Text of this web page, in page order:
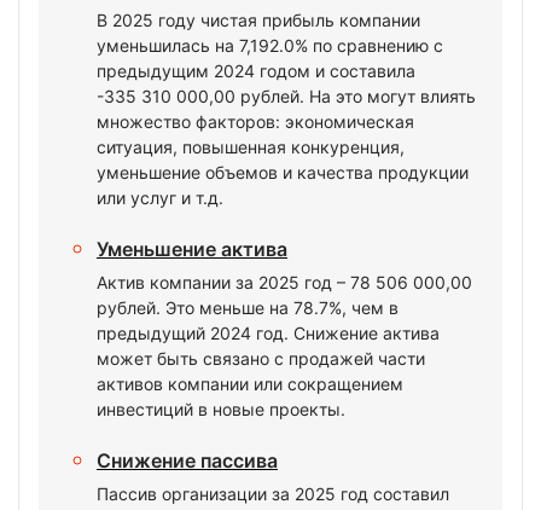
В 2025 году чистая прибыль компании
уменьшилась на 7,192.0% по сравнению с
предыдущим 2024 годом и составила
-335 310 000,00 рублей. На это могут влиять
множество факторов: экономическая
ситуация, повышенная конкуренция,
уменьшение объемов и качества продукции
или услуг и т.д.
Уменьшение актива
Актив компании за 2025 год – 78 506 000,00
рублей. Это меньше на 78.7%, чем в
предыдущий 2024 год. Снижение актива
может быть связано с продажей части
активов компании или сокращением
инвестиций в новые проекты.
Снижение пассива
Пассив организации за 2025 год составил